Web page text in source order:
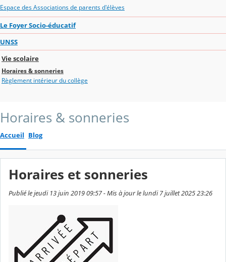
Espace des Associations de parents d'élèves
Le Foyer Socio-éducatif
UNSS
Vie scolaire
Horaires & sonneries
Règlement intérieur du collège
Horaires & sonneries
Accueil Blog
Horaires et sonneries
Publié le jeudi 13 juin 2019 09:57 - Mis à jour le lundi 7 juillet 2025 23:26